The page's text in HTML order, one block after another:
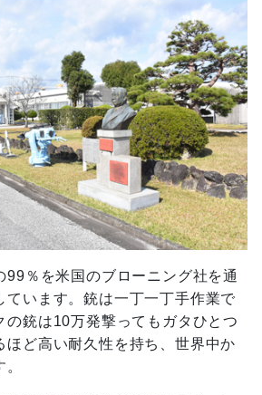
99％を米国のブローニング社を通
ています。銃は一丁一丁手作業で
の銃は10万発撃ってもガタひとつ
ほど高い耐久性を持ち、世界中か